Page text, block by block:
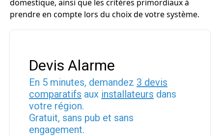
domestique, ainsi que les critères primordiaux à
prendre en compte lors du choix de votre système.
Devis Alarme
En 5 minutes, demandez 3 devis
comparatifs aux installateurs dans
votre région.
Gratuit, sans pub et sans
engagement.